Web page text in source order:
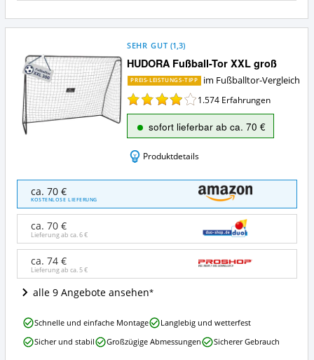
HUDORA Fußball-Tor XXL groß
SEHR GUT (1,3)
PREIS-LEISTUNGS-TIPP im Fußballtor-Vergleich
1.574 Erfahrungen
sofort lieferbar ab ca. 70 €
Produktdetails
HUDORA
Fußball-
Tor
XXL
groß
Angebote:
dieses
Fußballtor
ca. 70 €
KOSTENLOSE LIEFERUNG
ca. 70 €
Lieferung ab ca.6 €
ca. 74 €
Lieferung ab ca.5 €
alle 9 Angebote ansehen
HUDORA
Fußball-
Tor
Schnelle und einfache Montage
Langlebig und wetterfest
Sicher und stabil
Großzügige Abmessungen Sicherer Gebrauch